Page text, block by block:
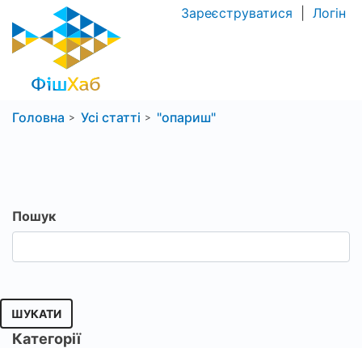
Зареєструватися Логін
Головна Усі статті "опариш"
Пошук
ШУКАТИ
Категорії